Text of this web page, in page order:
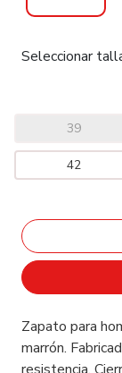
Seleccionar
39
42
Zapato para
marrón.
resistencia.